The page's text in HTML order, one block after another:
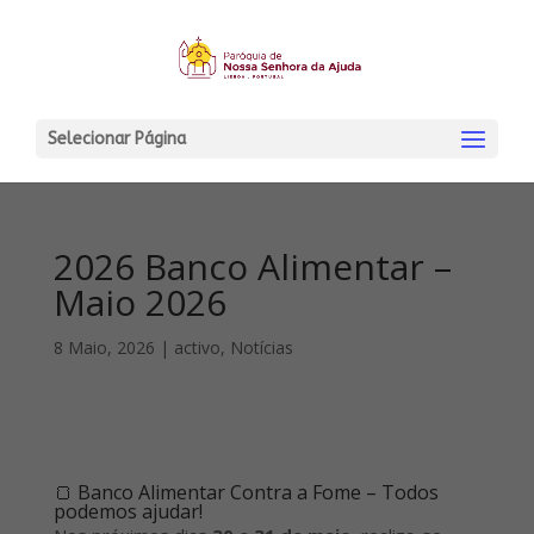
Selecionar Página
2026 Banco Alimentar –
Maio 2026
8 Maio, 2026 | activo, Notícias
🍞 Banco Alimentar Contra a Fome – Todos
podemos ajudar!